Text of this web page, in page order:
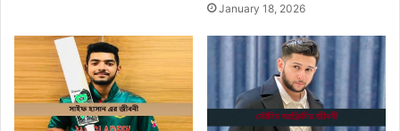
January 18, 2026